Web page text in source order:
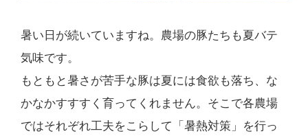
暑い日が続いていますね。農場の豚たちも夏バテ
気味です。
もともと暑さが苦手な豚は夏には食欲も落ち、な
かなかすすすく育ってくれません。そこで各農場
ではそれぞれ工夫をこらして「暑熱対策」を行っ